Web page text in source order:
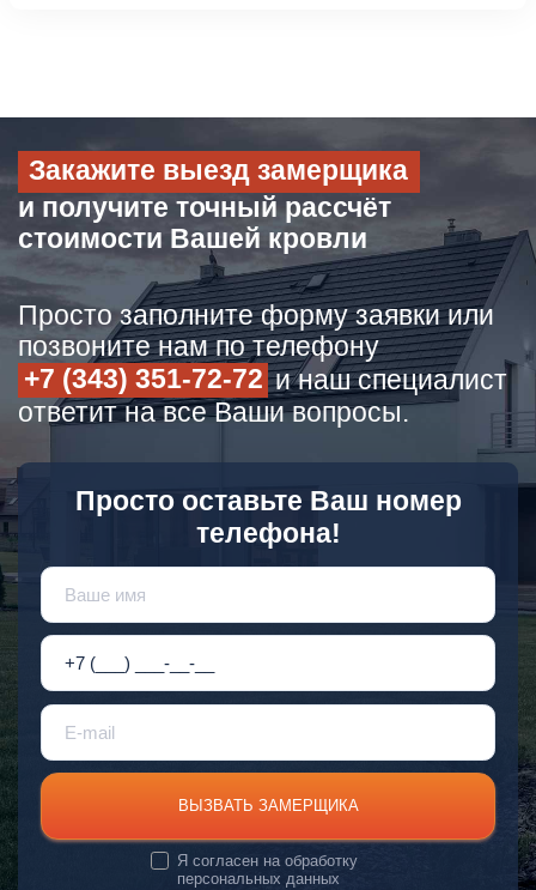
Закажите выезд замерщика
и получите точный рассчёт
стоимости Вашей кровли
Просто заполните форму заявки или
позвоните нам по телефону
+7 (343) 351-72-72 и наш специалист
ответит на все Ваши вопросы.
Просто оставьте Ваш номер
телефона!
ВЫЗВАТЬ ЗАМЕРЩИКА
Я согласен наобработку
персональных данных